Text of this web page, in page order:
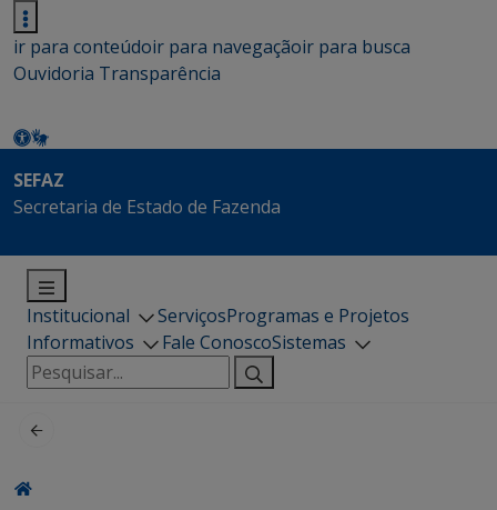
ir para conteúdoir para navegaçãoir para busca
Ouvidoria Transparência
SEFAZ
Secretaria de Estado de Fazenda
Institucional ServiçosProgramas e Projetos
Informativos
Fale ConoscoSistemas
Pesquisar
por: